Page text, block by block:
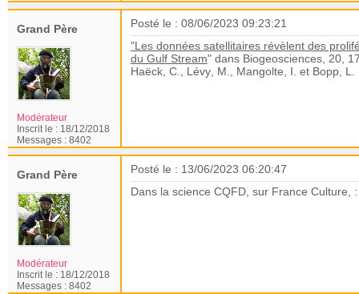
Grand Père
Modérateur
Inscrit le : 18/12/2018
Messages : 8402
Posté le : 08/06/2023 09:23:21
"Les données satellitaires révèlent des
du Gulf Stream" dans Biogeosciences, 20,
Haëck, C., Lévy, M., Mangolte, I. et Bopp, L.
Grand Père
Modérateur
Inscrit le : 18/12/2018
Messages : 8402
Posté le : 13/06/2023 06:20:47
Dans la science CQFD, sur France Culture,